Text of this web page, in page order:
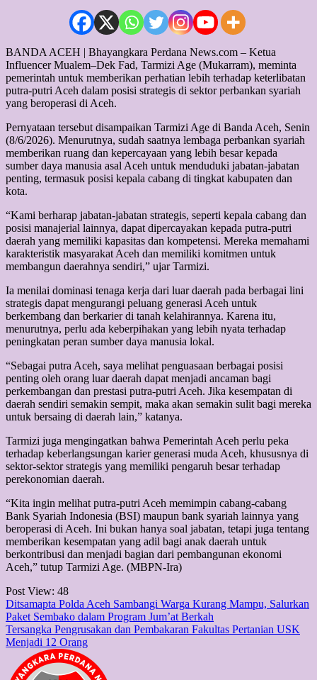
BANDA ACEH | Bhayangkara Perdana News.com – Ketua
Influencer Mualem–Dek Fad, Tarmizi Age (Mukarram), meminta
pemerintah untuk memberikan perhatian lebih terhadap keterlibatan
putra-putri Aceh dalam posisi strategis di sektor perbankan syariah
yang beroperasi di Aceh.
Pernyataan tersebut disampaikan Tarmizi Age di Banda Aceh, Senin
(8/6/2026). Menurutnya, sudah saatnya lembaga perbankan syariah
memberikan ruang dan kepercayaan yang lebih besar kepada
sumber daya manusia asal Aceh untuk menduduki jabatan-jabatan
penting, termasuk posisi kepala cabang di tingkat kabupaten dan
kota.
“Kami berharap jabatan-jabatan strategis, seperti kepala cabang dan
posisi manajerial lainnya, dapat dipercayakan kepada putra-putri
daerah yang memiliki kapasitas dan kompetensi. Mereka memahami
karakteristik masyarakat Aceh dan memiliki komitmen untuk
membangun daerahnya sendiri,” ujar Tarmizi.
Ia menilai dominasi tenaga kerja dari luar daerah pada berbagai lini
strategis dapat mengurangi peluang generasi Aceh untuk
berkembang dan berkarier di tanah kelahirannya. Karena itu,
menurutnya, perlu ada keberpihakan yang lebih nyata terhadap
peningkatan peran sumber daya manusia lokal.
“Sebagai putra Aceh, saya melihat penguasaan berbagai posisi
penting oleh orang luar daerah dapat menjadi ancaman bagi
perkembangan dan prestasi putra-putri Aceh. Jika kesempatan di
daerah sendiri semakin sempit, maka akan semakin sulit bagi mereka
untuk bersaing di daerah lain,” katanya.
Tarmizi juga mengingatkan bahwa Pemerintah Aceh perlu peka
terhadap keberlangsungan karier generasi muda Aceh, khususnya di
sektor-sektor strategis yang memiliki pengaruh besar terhadap
perekonomian daerah.
“Kita ingin melihat putra-putri Aceh memimpin cabang-cabang
Bank Syariah Indonesia (BSI) maupun bank syariah lainnya yang
beroperasi di Aceh. Ini bukan hanya soal jabatan, tetapi juga tentang
memberikan kesempatan yang adil bagi anak daerah untuk
berkontribusi dan menjadi bagian dari pembangunan ekonomi
Aceh,” tutup Tarmizi Age. (MBPN-Ira)
Post View: 48
Post
navigation
Ditsamapta Polda Aceh Sambangi Warga Kurang Mampu, Salurkan
Paket Sembako dalam Program Jum’at Berkah
Tersangka Pengrusakan dan Pembakaran Fakultas Pertanian USK
Menjadi 12 Orang